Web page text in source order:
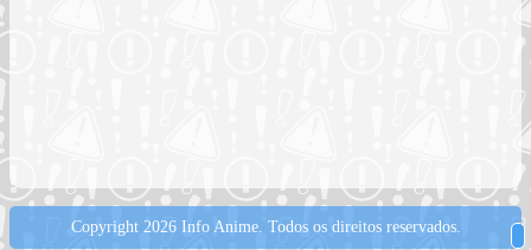
Copyright 2026 Info Anime. Todos os direitos reservados.